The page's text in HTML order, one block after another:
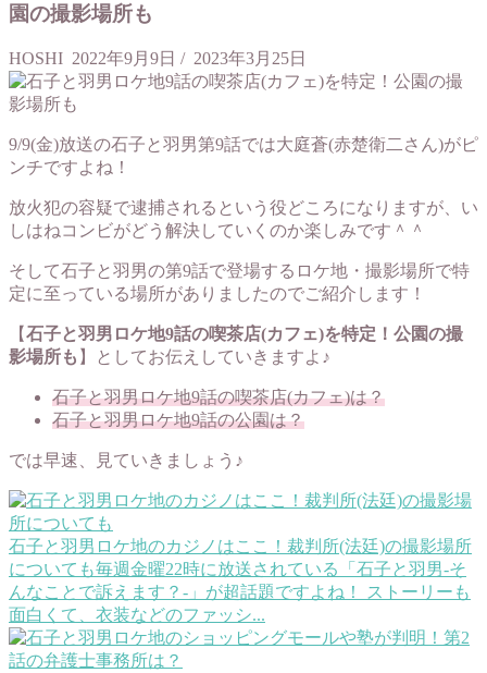
園の撮影場所も
HOSHI 2022年9月9日 / 2023年3月25日
9/9(金)放送の石子と羽男第9話では大庭蒼(赤楚衛二さん)がピ
ンチですよね！
放火犯の容疑で逮捕されるという役どころになりますが、い
しはねコンビがどう解決していくのか楽しみです＾＾
そして石子と羽男の第9話で登場するロケ地・撮影場所で特
定に至っている場所がありましたのでご紹介します！
【石子と羽男ロケ地9話の喫茶店(カフェ)を特定！公園の撮
影場所も 】としてお伝えしていきますよ♪
石子と羽男ロケ地9話の喫茶店(カフェ)は？
石子と羽男ロケ地9話の公園は？
では早速、見ていきましょう♪
石子と羽男ロケ地のカジノはここ！裁判所(法廷)の撮影場所
についても毎週金曜22時に放送されている「石子と羽男-そ
んなことで訴えます？-」が超話題ですよね！ ストーリーも
面白くて、衣装などのファッシ...